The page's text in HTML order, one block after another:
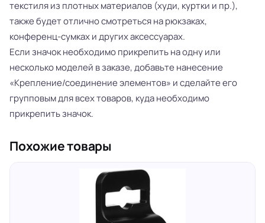
текстиля из плотных материалов (худи, куртки и пр.),
также будет отлично смотреться на рюкзаках,
конференц-сумках и других аксессуарах.
Если значок необходимо прикрепить на одну или
несколько моделей в заказе, добавьте нанесение
«Крепление/соединение элементов» и сделайте его
групповым для всех товаров, куда необходимо
прикрепить значок.
Похожие товары